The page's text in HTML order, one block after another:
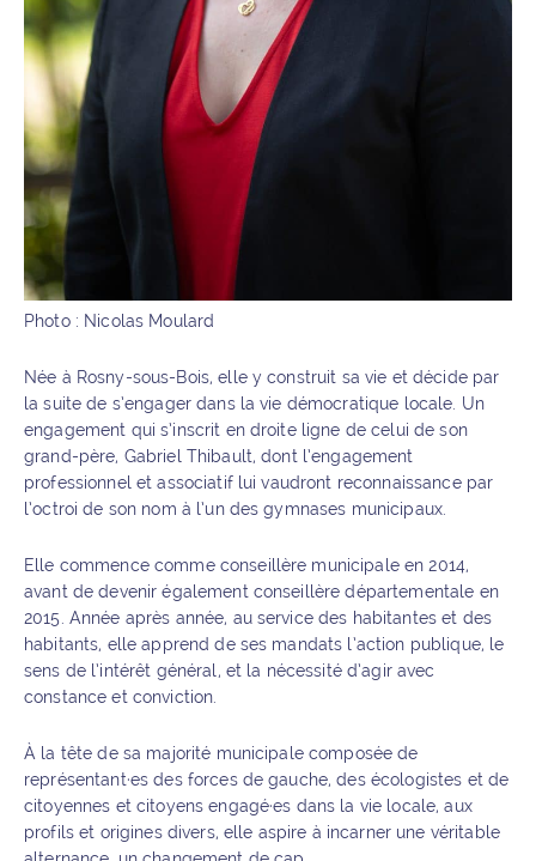
Photo : Nicolas Moulard
Née à Rosny-sous-Bois, elle y construit sa vie et décide par
la suite de s’engager dans la vie démocratique locale. Un
engagement qui s’inscrit en droite ligne de celui de son
grand-père, Gabriel Thibault, dont l’engagement
professionnel et associatif lui vaudront reconnaissance par
l’octroi de son nom à l’un des gymnases municipaux.
Elle commence comme conseillère municipale en 2014,
avant de devenir également conseillère départementale en
2015. Année après année, au service des habitantes et des
habitants, elle apprend de ses mandats l’action publique, le
sens de l’intérêt général, et la nécessité d’agir avec
constance et conviction.
À la tête de sa majorité municipale composée de
représentant·es des forces de gauche, des écologistes et de
citoyennes et citoyens engagé·es dans la vie locale, aux
profils et origines divers, elle aspire à incarner une véritable